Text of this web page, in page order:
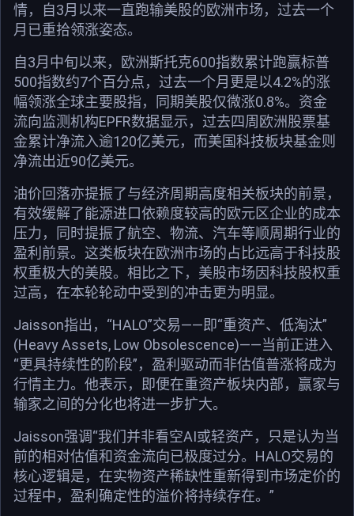
情，自3月以来一直跑输美股的欧洲市场，过去一个
月已重拾领涨姿态。
自3月中旬以来，欧洲斯托克600指数累计跑赢标普
500指数约7个百分点，过去一个月更是以4.2%的涨
幅领涨全球主要股指，同期美股仅微涨0.8%。资金
流向监测机构EPFR数据显示，过去四周欧洲股票基
金累计净流入逾120亿美元，而美国科技板块基金则
净流出近90亿美元。
油价回落亦提振了与经济周期高度相关板块的前景，
有效缓解了能源进口依赖度较高的欧元区企业的成本
压力，同时提振了航空、物流、汽车等顺周期行业的
盈利前景。这类板块在欧洲市场的占比远高于科技股
权重极大的美股。相比之下，美股市场因科技股权重
过高，在本轮轮动中受到的冲击更为明显。
Jaisson指出，“HALO”交易——即“重资产、低淘汰”
(Heavy Assets, Low Obsolescence)——当前正进入
“更具持续性的阶段”，盈利驱动而非估值普涨将成为
行情主力。他表示，即便在重资产板块内部，赢家与
输家之间的分化也将进一步扩大。
Jaisson强调“我们并非看空AI或轻资产，只是认为当
前的相对估值和资金流向已极度过分。HALO交易的
核心逻辑是，在实物资产稀缺性重新得到市场定价的
过程中，盈利确定性的溢价将持续存在。”